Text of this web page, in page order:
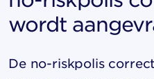
wordt
De no-riskpolis